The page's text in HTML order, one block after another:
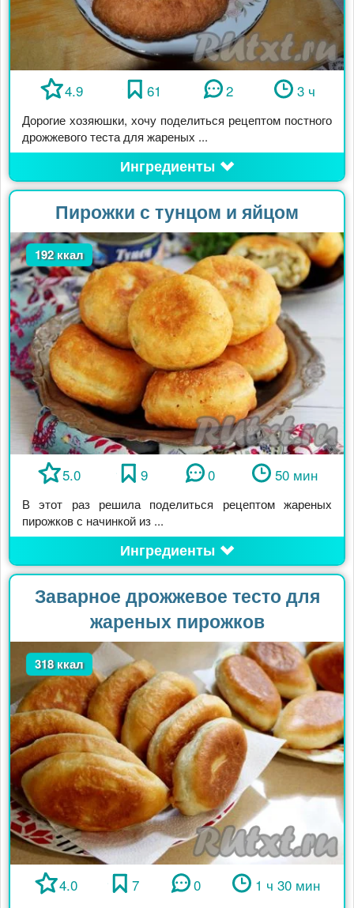
4.9 61 2 3 ч
Дорогие хозяюшки, хочу поделиться рецептом постного
дрожжевого теста для жареных ...
Ингредиенты
Пирожки с тунцом и яйцом
192 ккал
5.0 9 0 50 мин
В этот раз решила поделиться рецептом жареных
пирожков с начинкой из ...
Ингредиенты
Заварное дрожжевое тесто для
жареных пирожков
318 ккал
4.0 7 0 1 ч 30 мин